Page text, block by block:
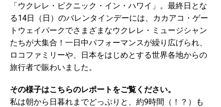
「ウクレレ・ピクニック・イン・ハワイ」。最終日とな
る14日（日）のバレンタインデーには、カカアコ・ゲー
トウェイパークでさまざまなウクレレ・ミュージシャン
たちが大集合！一日中パフォーマンスが繰り広げられ、
ロコファミリーや、日本をはじめとする世界各地からの
旅行者で賑わいました。
その様子はこちらのレポートをご覧ください。
私は朝から日暮れまでどっぷりと、約9時間（！？）も